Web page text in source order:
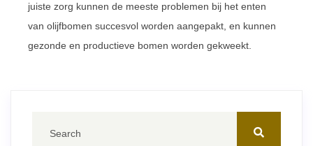
juiste zorg kunnen de meeste problemen bij het enten
van olijfbomen succesvol worden aangepakt, en kunnen
gezonde en productieve bomen worden gekweekt.